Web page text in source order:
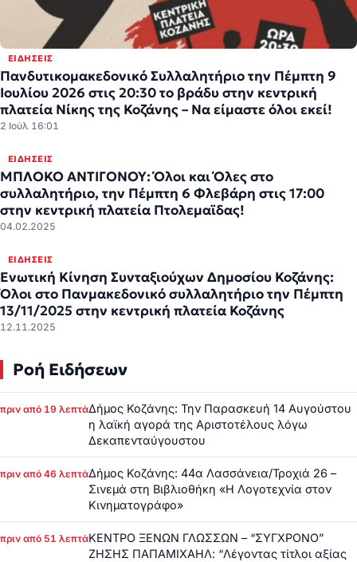
ΕΙΔΉΣΕΙΣ
Πανδυτικομακεδονικό Συλλαλητήριο την Πέμπτη 9
Ιουλίου 2026 στις 20:30 το βράδυ στην κεντρική
πλατεία Νίκης της Κοζάνης – Να είμαστε όλοι εκεί!
2 Ιούλ 16:01
ΕΙΔΉΣΕΙΣ
ΜΠΛΟΚΟ ΑΝΤΙΓΟΝΟΥ: Όλοι και Όλες στο
συλλαλητήριο, την Πέμπτη 6 Φλεβάρη στις 17:00
στην κεντρική πλατεία Πτολεμαϊδας!
04.02.2025
ΕΙΔΉΣΕΙΣ
Ενωτική Κίνηση Συνταξιούχων Δημοσίου Κοζάνης:
Όλοι στο Πανμακεδονικό συλλαλητήριο την Πέμπτη
13/11/2025 στην κεντρική πλατεία Κοζάνης
12.11.2025
Ροή Ειδήσεων
πριν από 19 λεπτάΔήμος Κοζάνης: Την Παρασκευή 14 Αυγούστου
η λαϊκή αγορά της Αριστοτέλους λόγω
Δεκαπενταύγουστου
πριν από 46 λεπτάΔήμος Κοζάνης: 44α Λασσάνεια/Τροχιά 26 –
Σινεμά στη Βιβλιοθήκη «Η Λογοτεχνία στον
Κινηματογράφο»
πριν από 51 λεπτάΚΕΝΤΡΟ ΞΕΝΩΝ ΓΛΩΣΣΩΝ – “ΣΥΓΧΡΟΝΟ”
ΖΗΣΗΣ ΠΑΠΑΜΙΧΑΗΛ: “Λέγοντας τίτλοι αξίας